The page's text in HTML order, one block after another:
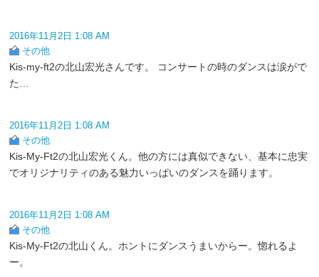
2016年11月2日 1:08 AM
その他
Kis-my-ft2の北山宏光さんです。 コンサートの時のダンスは涙がで
た…
2016年11月2日 1:08 AM
その他
Kis-My-Ft2の北山宏光くん。他の方には真似できない、基本に忠実
でオリジナリティのある魅力いっぱいのダンスを踊ります。
2016年11月2日 1:08 AM
その他
Kis-My-Ft2の北山くん。ホントにダンスうまいからー。惚れるよ
ー。